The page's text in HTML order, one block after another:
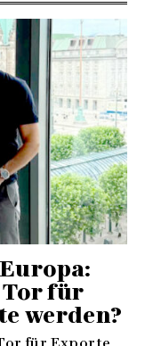
für
werden?